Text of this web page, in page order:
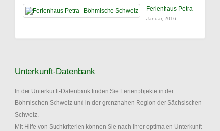
Ferienhaus Petra
Januar, 2016
Unterkunft-Datenbank
In der Unterkunft-Datenbank finden Sie Ferienobjekte in der
Böhmischen Schweiz und in der grenznahen Region der Sächsischen
Schweiz.
Mit Hilfe von Suchkriterien können Sie nach Ihrer optimalen Unterkunft